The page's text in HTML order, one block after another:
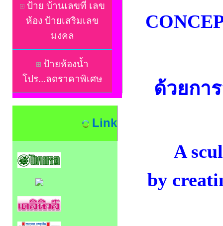
ป้าย บ้านเลขที่ เลข
ห้อง ป้ายเสริมเลข
มงคล
ป้ายห้องน้ำ
โปร...ลดราคาพิเศษ
Link
ด้วยกา
A
by